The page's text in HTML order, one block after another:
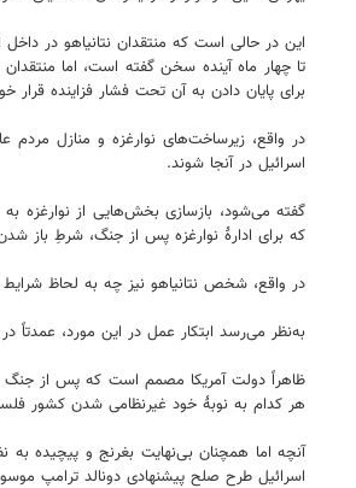
این در حالی است که منتقدان نتانیاهو در
تا چهار ماه آینده سخن گفته است، اما
برای پایان دادن به آن تحت فشار فزاینده قرار
در واقع، زیرساخت‌های نوارغزه و منازل
اسرائیل در آنجا شوند.
گفته می‌شود، بازسازی بخش‌هایی از نوارغزه
که برای ادارۀ نوارغزه پس از جنگ، شرطِ باز
در واقع، شخص نتانیاهو نیز چه به لحاظ
به‌نظر می‌رسد ابتکار عمل در این مورد، عمدتاً
ظاهراً دولت آمریکا مصمم است که پس از جنگ
هر کدام به نوبۀ خود غیرنظامی شدن کشور
آنچه اما همچنان بی‌نهایت بغرنج و پیچیده